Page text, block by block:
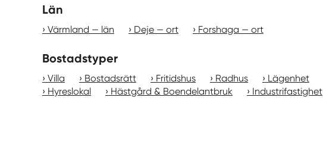
Län
Värmland — län Deje — ort Forshaga — ort
Bostadstyper
Villa Bostadsrätt Fritidshus Radhus Lägenhet
Hyreslokal
Hästgård & Boendelantbruk Industrifastighet